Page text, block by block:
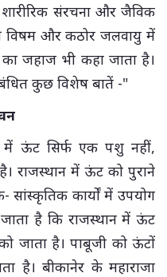
संरचना और जैविक
विषम और कठोर जलवायु में
का जहाज भी कहा जाता है।
कुछ विशेष बातें -"
में ऊंट सिर्फ एक पशु नहीं,
राजस्थान में ऊंट को पुराने
सांस्कृतिक कार्यों में उपयोग
जाता है कि राजस्थान में ऊंट
जाता है। पाबूजी को ऊंटों
है। बीकानेर के महाराजा